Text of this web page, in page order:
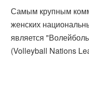
Самым крупным
женских
является
(Volleyball Nations